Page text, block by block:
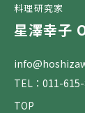
料理研究家
星澤幸子
TEL：011-
TOP